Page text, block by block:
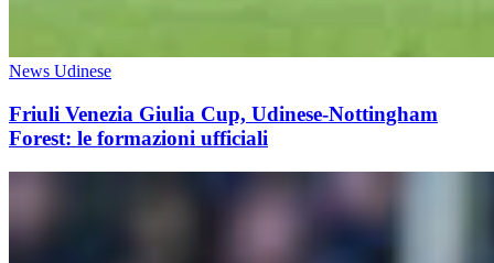
News Udinese
Friuli Venezia Giulia Cup, Udinese-Nottingham
Forest: le formazioni ufficiali